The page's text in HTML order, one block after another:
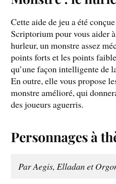
Cette aide de jeu a été
Scriptorium pour vous aider
hurleur, un monstre assez
points forts et les points
qu’une façon intelligente de
En outre, elle vous propose
monstre amélioré, qui
des joueurs aguerris.
Personnages à
Par Aegis, Elladan et